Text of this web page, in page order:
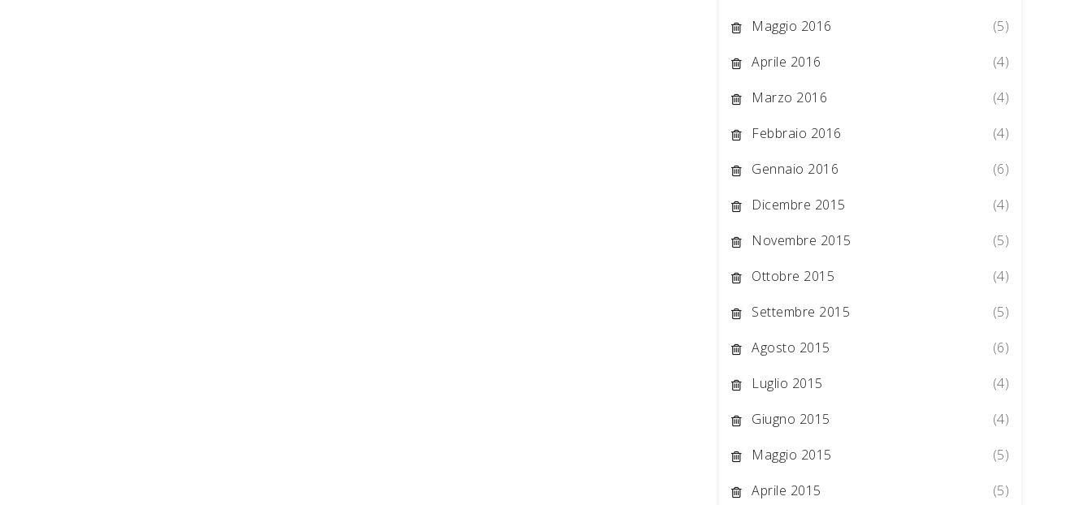
Maggio 2016
(5)
Aprile 2016
(4)
Marzo 2016
(4)
Febbraio 2016
(4)
Gennaio 2016
(6)
Dicembre 2015
(4)
Novembre 2015
(5)
Ottobre 2015
(4)
Settembre 2015
(5)
Agosto 2015
(6)
Luglio 2015
(4)
Giugno 2015
(4)
Maggio 2015
(5)
Aprile 2015
(5)